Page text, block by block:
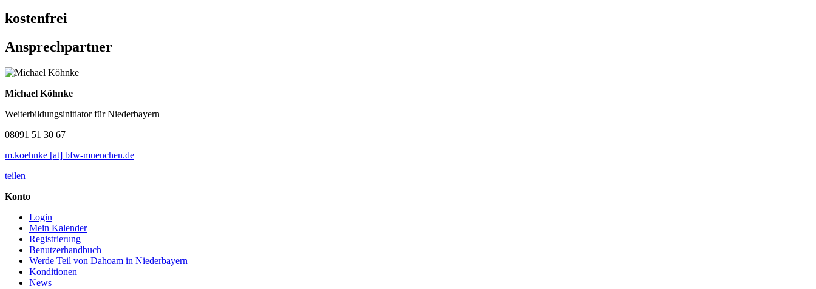
kostenfrei
Ansprechpartner
Michael Köhnke
Weiterbildungsinitiator für Niederbayern
08091 51 30 67
m.koehnke [at] bfw-muenchen.de
teilen
Konto
Login
Mein Kalender
Registrierung
Benutzerhandbuch
Werde Teil von Dahoam in Niederbayern
Konditionen
News